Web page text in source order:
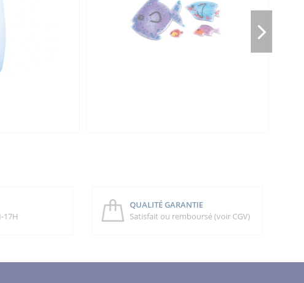
17H
QUALITÉ GARANTIE
Satisfait ou remboursé (voir CGV)